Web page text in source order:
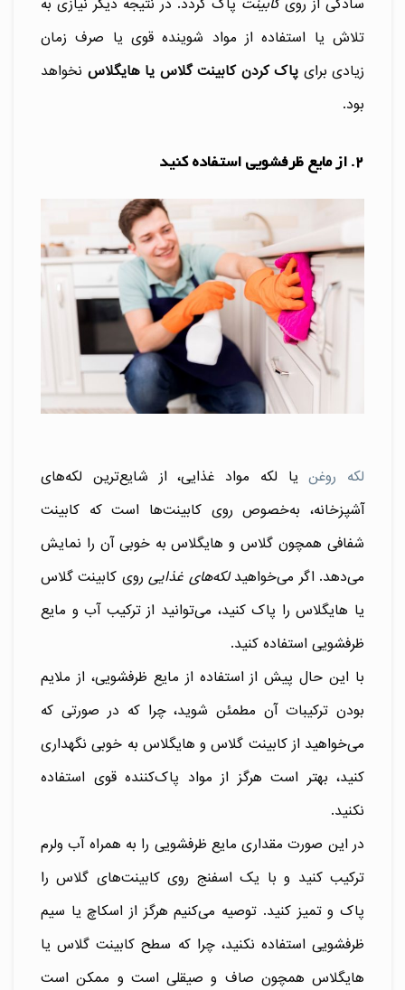
تلاش یا استفاده از مواد شوینده قوی یا صرف زمان
زیادی برای پاک کردن کابینت گلاس یا هایگلاس نخواهد
بود.
2. از مایع ظرفشویی استفاده کنید
لکه روغنیا لکه مواد غذایی، از شایع‌ترین لکه‌های
آشپزخانه، به‌خصوص روی کابینت‌ها است که کابینت
شفافی همچون گلاس و هایگلاس به خوبی آن را نمایش
می‌دهد. اگر می‌خواهیدلکه‌های غذاییروی کابینت گلاس
یا هایگلاس را پاک کنید، می‌توانید از ترکیب آب و مایع
ظرفشویی استفاده کنید.
با این حال پیش از استفاده از مایع ظرفشویی، از ملایم
بودن ترکیبات آن مطمئن شوید، چرا که در صورتی که
می‌خواهید از کابینت گلاس و هایگلاس به خوبی نگهداری
کنید، بهتر است هرگز از مواد پاک‌کننده قوی استفاده
نکنید.
در این صورت مقداری مایع ظرفشویی را به همراه آب ولرم
ترکیب کنید و با یک اسفنج روی کابینت‌های گلاس را
پاک و تمیز کنید. توصیه می‌کنیم هرگز از اسکاچ یا سیم
ظرفشویی استفاده نکنید، چرا که سطح کابینت گلاس یا
هایگلاس همچون صاف و صیقلی است و ممکن است